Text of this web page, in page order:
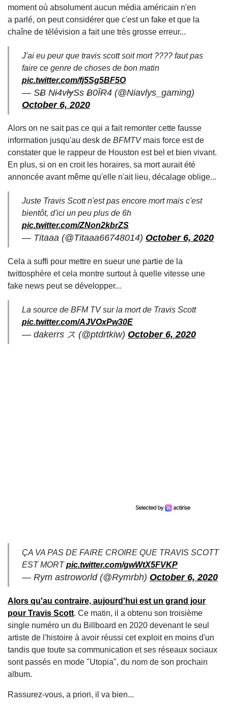
moment où absolument aucun média américain n'en
a parlé, on peut considérer que c'est un fake et que la
chaîne de télévision a fait une très grosse erreur...
J'ai eu peur que travis scott soit mort ???? faut pas
faire ce genre de choses de bon matin
pic.twitter.com/fj5Sg5BF5O
— SɃ Nɨ4vłɏSs Ƀ0ÏɌ4 (@Niavlys_gaming)
October 6, 2020
Alors on ne sait pas ce qui a fait remonter cette fausse
information jusqu'au desk de BFMTVmais force est de
constater que le rappeur de Houston est bel et bien vivant.
En plus, si on en croit les horaires, sa mort aurait été
annoncée avant même qu'elle n'ait lieu, décalage oblige...
Juste Travis Scott n'est pas encore mort mais c'est
bientôt, d'ici un peu plus de 6h
pic.twitter.com/ZNon2kbrZS
— Titaaa (@Titaaa66748014) October 6, 2020
Cela a suffi pour mettre en sueur une partie de la
twittosphère et cela montre surtout à quelle vitesse une
fake news peut se développer...
La source de BFM TV sur la mort de Travis Scott
pic.twitter.com/AJVOxPw30E
— dakerrs ス (@ptdrtkiw) October 6, 2020
ÇA VA PAS DE FAIRE CROIRE QUE TRAVIS SCOTT
EST MORTpic.twitter.com/gwWtX5FVKP
— Rym astroworld (@Rymrbh) October 6, 2020
Alors qu'au contraire, aujourd'hui est un grand jour
pour Travis Scott. Ce matin, il a obtenu son troisième
single numéro un du Billboard en 2020 devenant le seul
artiste de l'histoire à avoir réussi cet exploit en moins d'un
tandis que toute sa communication et ses réseaux sociaux
sont passés en mode "Utopia", du nom de son prochain
album.
Rassurez-vous, a priori, il va bien...